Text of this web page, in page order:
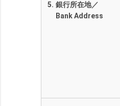
5. 銀行所在地／
Bank Address